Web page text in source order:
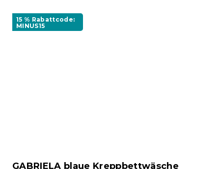
15 % Rabattcode:
MINUS15
GABRIELA blaue Kreppbettwäsche